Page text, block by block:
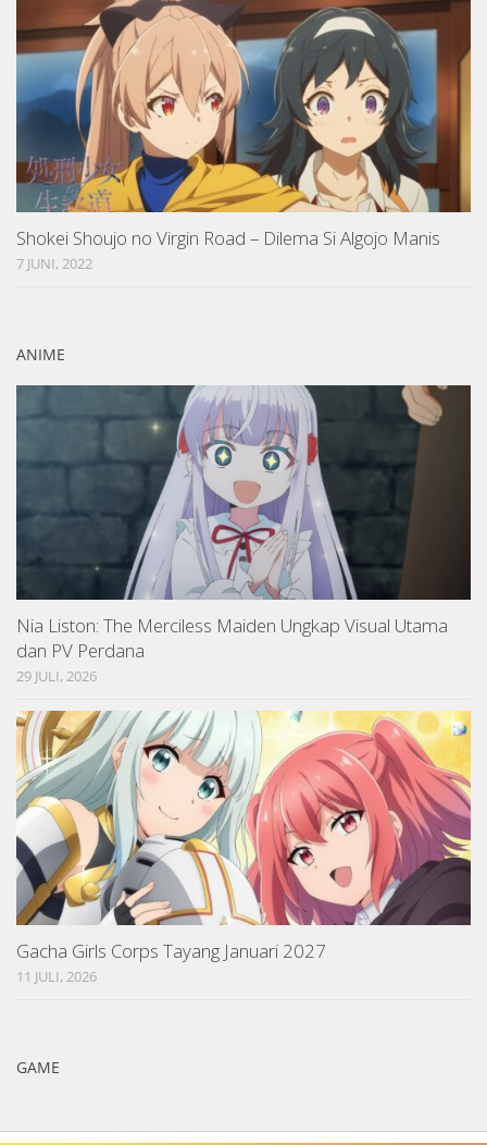
Shokei Shoujo no Virgin Road – Dilema Si Algojo Manis
7 JUNI, 2022
ANIME
Nia Liston: The Merciless Maiden Ungkap Visual Utama
dan PV Perdana
29 JULI, 2026
Gacha Girls Corps Tayang Januari 2027
11 JULI, 2026
GAME